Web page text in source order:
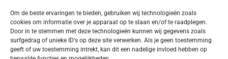
Om de beste ervaringen te bieden, gebruiken wij technologieën zoals
cookies om informatie over je apparaat op te slaan en/of te raadplegen.
Door in te stemmen met deze technologieën kunnen wij gegevens zoals
surfgedrag of unieke ID's op deze site verwerken. Als je geen toestemming
geeft of uw toestemming intrekt, kan dit een nadelige invloed hebben op